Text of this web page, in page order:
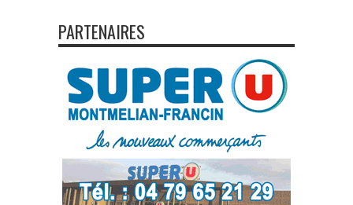
PARTENAIRES